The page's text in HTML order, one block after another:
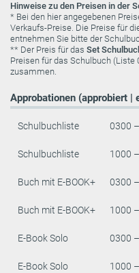
Hinweise zu den Preisen in der
* Bei den hier angegebenen
Verkaufs-Preise. Die Preise für
entnehmen Sie bitte der
** Der Preis für das Set
Preisen für das Schulbuch (Liste
zusammen.
Approbationen (approbiert |
Schulbuchliste 0300
Schulbuchliste 1000
Buch mit E-BOOK+ 0300
Buch mit E-BOOK+ 1000
E-Book Solo 0300
E-Book Solo 1000